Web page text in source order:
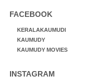
FACEBOOK
KERALAKAUMUDI
KAUMUDY
KAUMUDY MOVIES
INSTAGRAM